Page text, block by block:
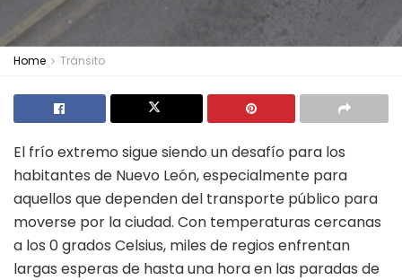
Home Tránsito
El frío extremo sigue siendo un desafío para los
habitantes de Nuevo León, especialmente para
aquellos que dependen del transporte público para
moverse por la ciudad. Con temperaturas cercanas
a los 0 grados Celsius, miles de regios enfrentan
largas esperas de hasta una hora en las paradas de